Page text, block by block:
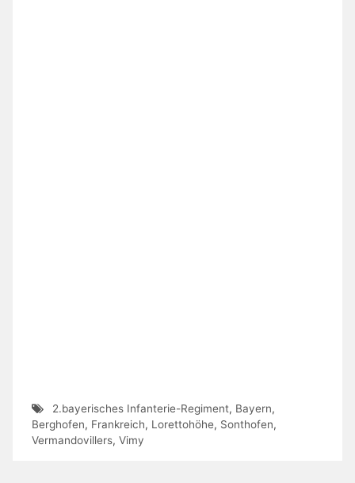
2.bayerisches Infanterie-Regiment, Bayern,
Berghofen, Frankreich, Lorettohöhe, Sonthofen,
Vermandovillers, Vimy